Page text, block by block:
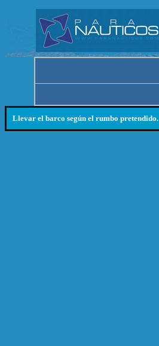
Llevar el barco según el rumbo pretendido.